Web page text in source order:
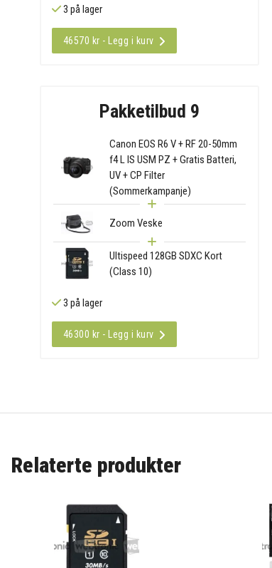
3 på lager
46570 kr - Legg i kurv
Pakketilbud 9
Canon EOS R6 V + RF 20-50mm
f4 L IS USM PZ + Gratis Batteri,
UV + CP Filter
(Sommerkampanje)
Zoom Veske
Ultispeed 128GB SDXC Kort
(Class 10)
3 på lager
46300 kr - Legg i kurv
Relaterte produkter